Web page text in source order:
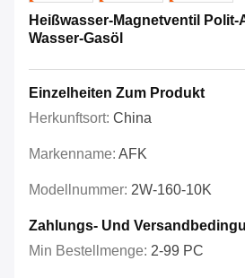
Heißwasser-Magnetventil Polit-
Wasser-Gasöl
Einzelheiten Zum Produkt
Herkunftsort: China
Markenname: AFK
Modellnummer: 2W-160-10K
Zahlungs- Und
Min Bestellmenge: 2-99 PC